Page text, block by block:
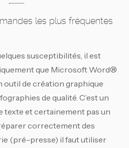
les plus fréquentes
susceptibilités, il est
que Microsoft Word®
outil de création graphique
de qualité. C’est un
texte et certainement pas un
correctement des
(pré-presse) il faut utiliser